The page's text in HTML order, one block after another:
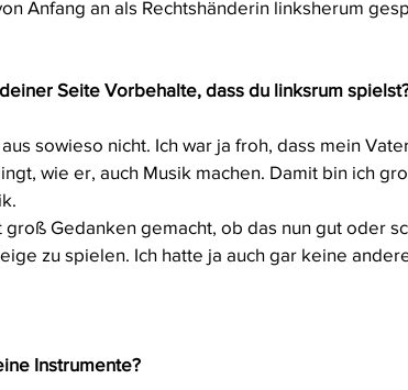
Anfang an als Rechtshänderin linksherum
Seite Vorbehalte, dass du linksrum
sowieso nicht. Ich war ja froh, dass mein
wie er, auch Musik machen. Damit bin ich
groß Gedanken gemacht, ob das nun gut oder
zu spielen. Ich hatte ja auch gar keine
Instrumente?